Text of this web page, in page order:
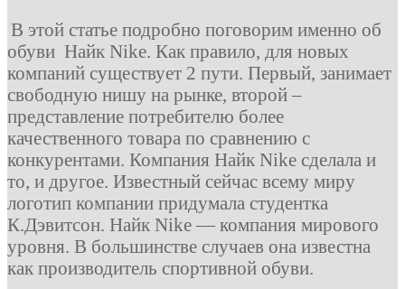
В этой статье подробно поговорим именно об
обуви Найк Nike. Как правило, для новых
компаний существует 2 пути. Первый, занимает
свободную нишу на рынке, второй –
представление потребителю более
качественного товара по сравнению с
конкурентами. Компания Найк Nike сделала и
то, и другое. Известный сейчас всему миру
логотип компании придумала студентка
К.Дэвитсон. Найк Nike — компания мирового
уровня. В большинстве случаев она известна
как производитель спортивной обуви.